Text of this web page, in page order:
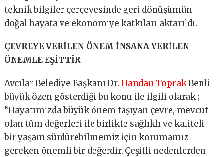
teknik bilgiler çerçevesinde geri dönüşümün
doğal hayata ve ekonomiye katkıları aktarıldı.
ÇEVREYE VERİLEN ÖNEM İNSANA VERİLEN
ÖNEMLE EŞİTTİR
Avcılar Belediye Başkanı Dr.Handan ToprakBenli
büyük özen gösterdiği bu konu ile ilgili olarak ;
“Hayatımızda büyük önem taşıyan çevre, mevcut
olan tüm değerleri ile birlikte sağlıklı ve kaliteli
bir yaşam sürdürebilmemiz için korumamız
gereken önemli bir değerdir. Çeşitli nedenlerden